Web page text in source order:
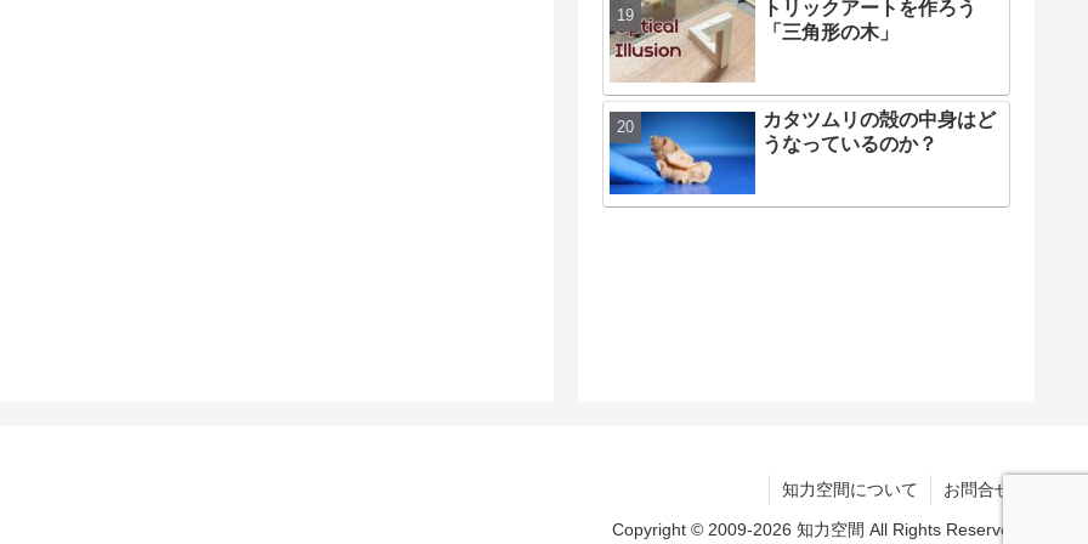
トリックアートを作ろう
「三角形の木」
カタツムリの殻の中身はど
うなっているのか？
知力空間について お問合せ
Copyright © 2009-2026 知力空間 All Rights Reserved.